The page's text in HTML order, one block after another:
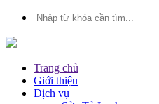
Trang chủ
Giới thiệu
Dịch vụ